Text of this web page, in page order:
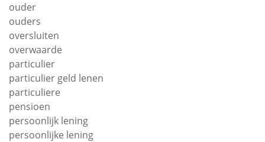
ouder
ouders
oversluiten
overwaarde
particulier
particulier geld lenen
particuliere
pensioen
persoonlijk lening
persoonlijke lening